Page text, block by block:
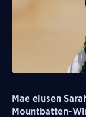
Mae elusen
Mountbatten-